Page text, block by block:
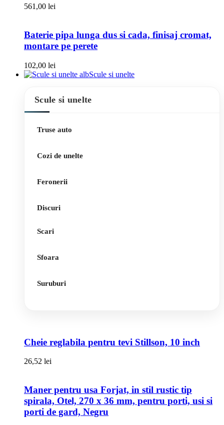
561,00 lei
Baterie pipa lunga dus si cada, finisaj cromat,
montare pe perete
102,00 lei
Scule si unelte
Scule si unelte
Truse auto
Cozi de unelte
Feronerii
Discuri
Scari
Sfoara
Suruburi
Cheie reglabila pentru tevi Stillson, 10 inch
26,52 lei
Maner pentru usa Forjat, in stil rustic tip
spirala, Otel, 270 x 36 mm, pentru porti, usi si
porti de gard, Negru